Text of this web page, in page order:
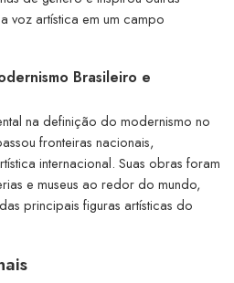
voz artística em um campo
Brasileiro e
na definição do modernismo no
fronteiras nacionais,
internacional. Suas obras foram
e museus ao redor do mundo,
principais figuras artísticas do